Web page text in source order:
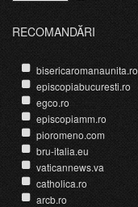
RECOMANDĂRI
bisericaromanaunita.ro
episcopiabucuresti.ro
egco.ro
episcopiamm.ro
pioromeno.com
bru-italia.eu
vaticannews.va
catholica.ro
arcb.ro